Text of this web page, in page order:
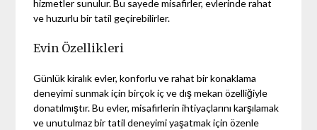
hizmetler sunulur. Bu sayede misafirler, evlerinde rahat
ve huzurlu bir tatil geçirebilirler.
Evin Özellikleri
Günlük kiralık evler, konforlu ve rahat bir konaklama
deneyimi sunmak için birçok iç ve dış mekan özelliğiyle
donatılmıştır. Bu evler, misafirlerin ihtiyaçlarını karşılamak
ve unutulmaz bir tatil deneyimi yaşatmak için özenle